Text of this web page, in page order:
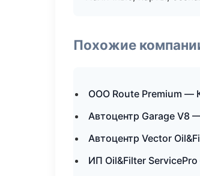
Похожие
ООО Route Premium —
Автоцентр Garage V8
Автоцентр Vector
ИП Oil&Filter